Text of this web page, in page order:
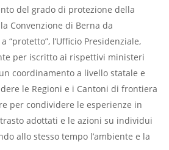
del grado di protezione della
Convenzione di Berna da
“protetto”, l’Ufficio Presidenziale,
per iscritto ai rispettivi ministeri
coordinamento a livello statale e
le Regioni e i Cantoni di frontiera
per condividere le esperienze in
adottati e le azioni su individui
allo stesso tempo l’ambiente e la